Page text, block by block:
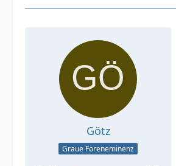
Götz
Graue Foreneminenz